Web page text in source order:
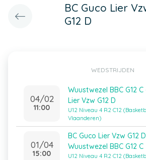
BC Guco Lier
G12 D
WEDSTRIJDEN
04/02
11:00
Wuustwezel BBC G12 C
Lier Vzw G12 D
U12 Niveau 4 R2 C12
Vlaanderen)
01/04
15:00
BC Guco Lier Vzw G12
Wuustwezel BBC G12 C
U12 Niveau 4 R2 C12